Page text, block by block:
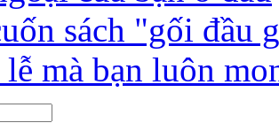
sách "gối đầu
mà bạn luôn